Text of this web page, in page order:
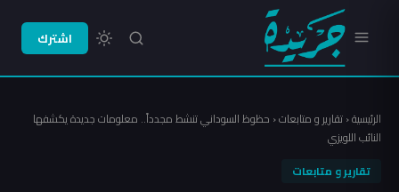
اشترك
الرئيسية‹تقارير و متابعات‹ حظوظ السوداني تنشط مجدداً.. معلومات جديدة يكشفها
النائب اللويزي
تقارير و متابعات